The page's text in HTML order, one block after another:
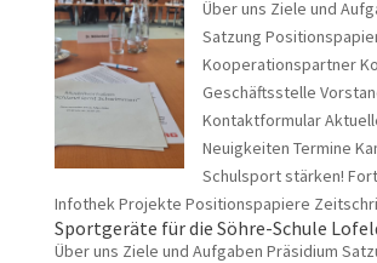
Über uns Ziele und
Satzung
Kooperationspartner
Geschäftsstelle
Kontaktformular
Neuigkeiten Termine
Schulsport stärken!
Infothek Projekte Positionspapiere
Sportgeräte für die Söhre-Schule
Über uns Ziele und Aufgaben Präsidium